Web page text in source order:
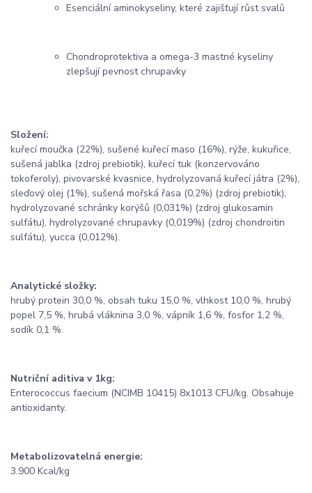
Esenciální aminokyseliny, které zajišťují růst svalů
Chondroprotektiva a omega-3 mastné kyseliny
zlepšují pevnost chrupavky
Složení:
kuřecí moučka (22%), sušené kuřecí maso (16%), rýže, kukuřice,
sušená jablka (zdroj prebiotik), kuřecí tuk (konzervováno
tokoferoly), pivovarské kvasnice, hydrolyzovaná kuřecí játra (2%),
sleďový olej (1%), sušená mořská řasa (0,2%) (zdroj prebiotik),
hydrolyzované schránky korýšů (0,031%) (zdroj glukosamin
sulfátu), hydrolyzované chrupavky (0,019%) (zdroj chondroitin
sulfátu), yucca (0,012%).
Analytické složky:
hrubý protein 30,0 %, obsah tuku 15,0 %, vlhkost 10,0 %, hrubý
popel 7,5 %, hrubá vláknina 3,0 %, vápník 1,6 %, fosfor 1,2 %,
sodík 0,1 %.
Nutriční aditiva v 1kg:
Enterococcus faecium (NCIMB 10415) 8x1013 CFU/kg. Obsahuje
antioxidanty.
Metabolizovatelná energie:
3.900 Kcal/kg